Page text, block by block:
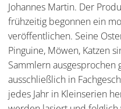
Johannes Martin. Der
frühzeitig begonnen ein
veröffentlichen. Seine
Pinguine, Möwen, Katzen
Sammlern ausgesprochen
ausschließlich in
jedes Jahr in Kleinserien